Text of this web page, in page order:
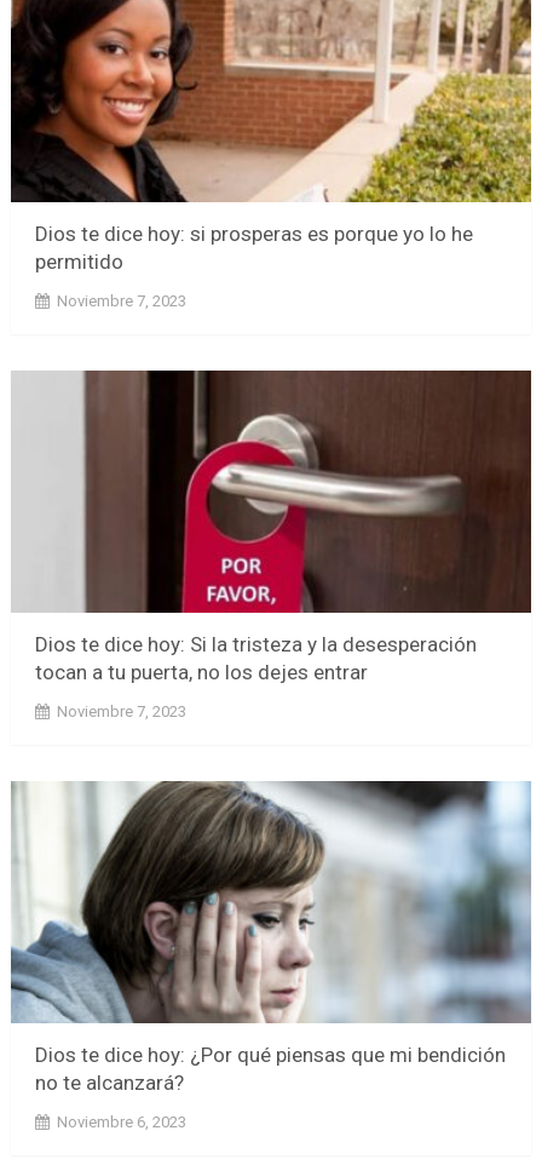
Dios te dice hoy: si prosperas es porque yo lo he
permitido
Noviembre 7, 2023
Dios te dice hoy: Si la tristeza y la desesperación
tocan a tu puerta, no los dejes entrar
Noviembre 7, 2023
Dios te dice hoy: ¿Por qué piensas que mi bendición
no te alcanzará?
Noviembre 6, 2023